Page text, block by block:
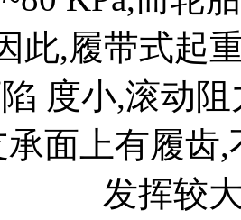
此,履带式起
度小,滚动
承面上有履齿
发挥较